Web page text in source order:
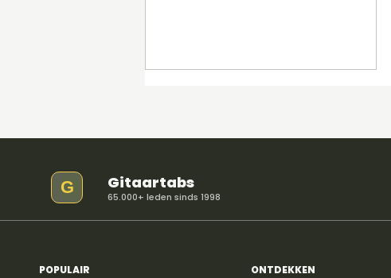
G Gitaartabs
65.000+ leden sinds 1998
POPULAIR
ONTDEKKEN